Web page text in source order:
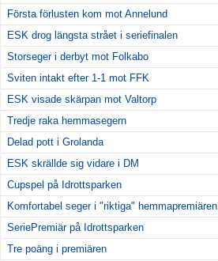
Första förlusten kom mot Annelund
ESK drog längsta strået i seriefinalen
Storseger i derbyt mot Folkabo
Sviten intakt efter 1-1 mot FFK
ESK visade skärpan mot Valtorp
Tredje raka hemmasegern
Delad pott i Grolanda
ESK skrällde sig vidare i DM
Cupspel på Idrottsparken
Komfortabel seger i "riktiga" hemmapremiären
SeriePremiär på Idrottsparken
Tre poäng i premiären